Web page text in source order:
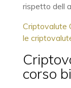
rispetto dell
Criptovalute
le
corso